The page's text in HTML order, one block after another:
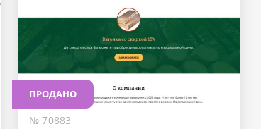
ПРОДАНО
№ 70883